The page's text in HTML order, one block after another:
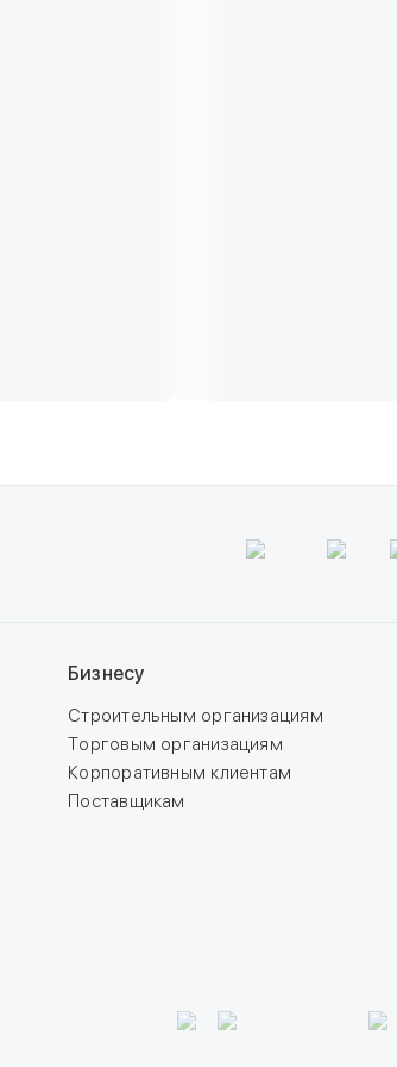
Бизнесу
Строительным организациям
Торговым организациям
Корпоративным клиентам
Поставщикам